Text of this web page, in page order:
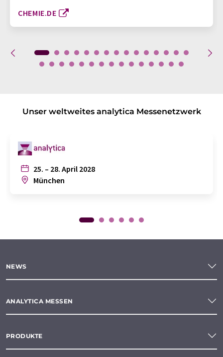
CHEMIE.DE
Unser weltweites analytica Messenetzwerk
25. – 28. April 2028
München
NEWS
ANALYTICA MESSEN
PRODUKTE